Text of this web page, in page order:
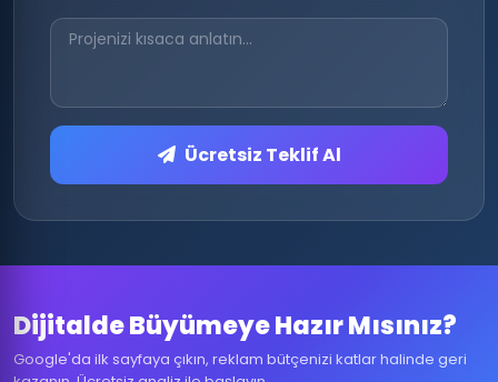
Ücretsiz Teklif Al
Dijitalde Büyümeye Hazır Mısınız?
Google'da ilk sayfaya çıkın, reklam bütçenizi katlar halinde geri